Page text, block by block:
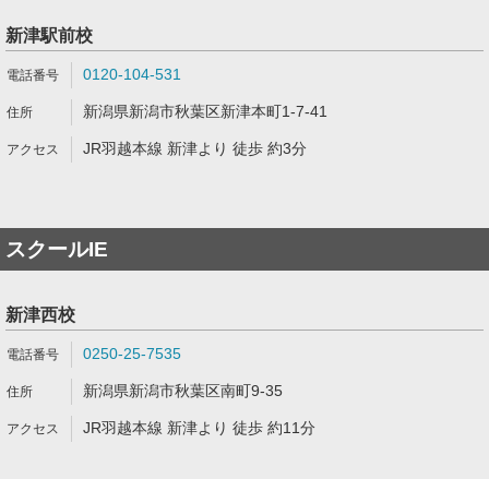
新津駅前校
0120-104-531
新潟県新潟市秋葉区新津本町1-7-41
JR羽越本線 新津より 徒歩 約3分
スクールIE
新津西校
0250-25-7535
新潟県新潟市秋葉区南町9-35
JR羽越本線 新津より 徒歩 約11分